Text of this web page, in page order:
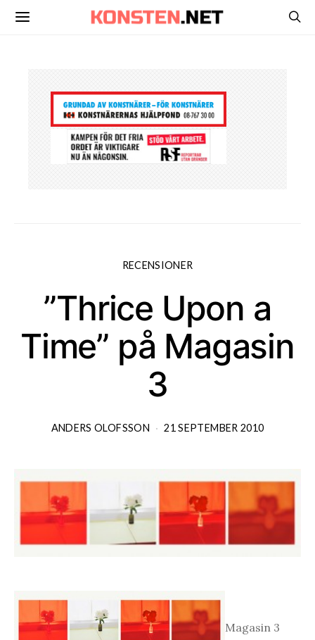
RECENSIONER
”Thrice Upon a
Time” på Magasin
3
ANDERS OLOFSSON 21 SEPTEMBER 2010
Magasin 3